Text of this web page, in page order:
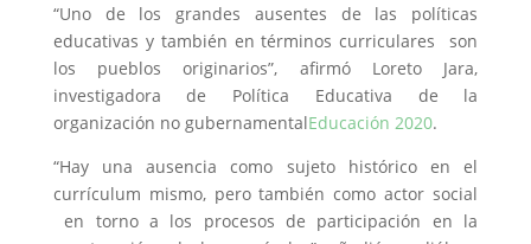
“Uno de los grandes ausentes de las políticas
educativas y también en términos curriculares son
los pueblos originarios”, afirmó Loreto Jara,
investigadora de Política Educativa de la
organización no gubernamentalEducación 2020.
“Hay una ausencia como sujeto histórico en el
currículum mismo, pero también como actor social
en torno a los procesos de participación en la